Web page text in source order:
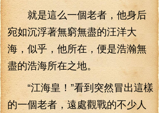
就是這么一個老者，他身后
宛如沉浮著無窮無盡的汪洋大
海，似乎，他所在，便是浩瀚無
盡的浩海所在之地。
“江海皇！”看到突然冒出這樣
的一個老者，遠處觀戰的不少人